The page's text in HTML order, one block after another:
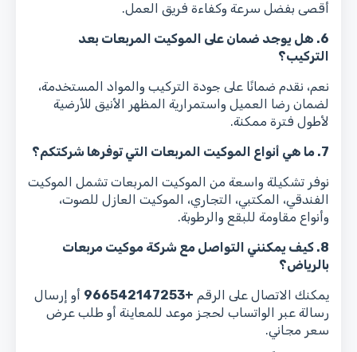
أقصى بفضل سرعة وكفاءة فريق العمل.
6. هل يوجد ضمان على الموكيت المربعات بعد
التركيب؟
نعم، نقدم ضمانًا على جودة التركيب والمواد المستخدمة،
لضمان رضا العميل واستمرارية المظهر الأنيق للأرضية
لأطول فترة ممكنة.
7. ما هي أنواع الموكيت المربعات التي توفرها شركتكم؟
نوفر تشكيلة واسعة من الموكيت المربعات تشمل الموكيت
الفندقي، المكتبي، التجاري، الموكيت العازل للصوت،
وأنواع مقاومة للبقع والرطوبة.
8. كيف يمكنني التواصل مع شركة موكيت مربعات
بالرياض؟
يمكنك الاتصال على الرقم +966542147253
أو إرسال
رسالة عبر الواتساب لحجز موعد للمعاينة أو طلب عرض
سعر مجاني.